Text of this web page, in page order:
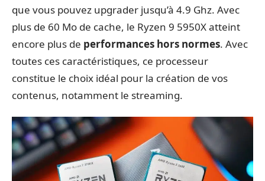
que vous pouvez upgrader jusqu’à 4.9 Ghz. Avec
plus de 60 Mo de cache, le Ryzen 9 5950X atteint
encore plus de performances hors normes. Avec
toutes ces caractéristiques, ce processeur
constitue le choix idéal pour la création de vos
contenus, notamment le streaming.